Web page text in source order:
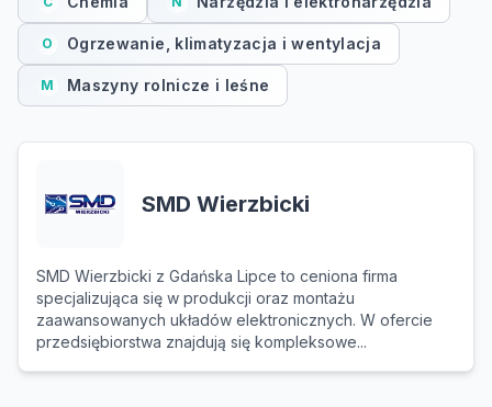
O Ogrzewanie, klimatyzacja i wentylacja
M Maszyny rolnicze i leśne
SMD Wierzbicki
SMD Wierzbicki z Gdańska Lipce to ceniona firma
specjalizująca się w produkcji oraz montażu
zaawansowanych układów elektronicznych. W ofercie
przedsiębiorstwa znajdują się kompleksowe...